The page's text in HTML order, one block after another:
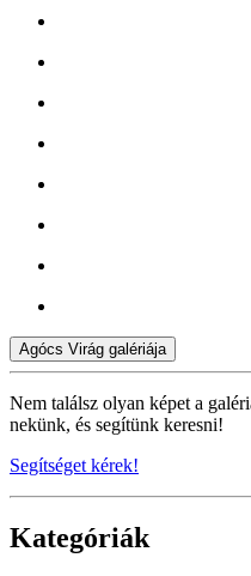
Agócs Virág galériája
Nem találsz olyan képet a
nekünk, és segítünk keresni!
Segítséget kérek!
Kategóriák